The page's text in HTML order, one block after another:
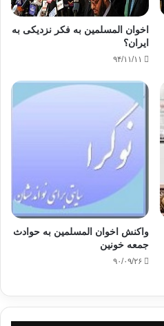
اخوان المسلمین به فکر نزدیکی به
ایران؟
۹۴/۱۱/۱۱
واکنش اخوان المسلمین به حوادث
جمعه خونین
۹۰/۰۹/۲۶